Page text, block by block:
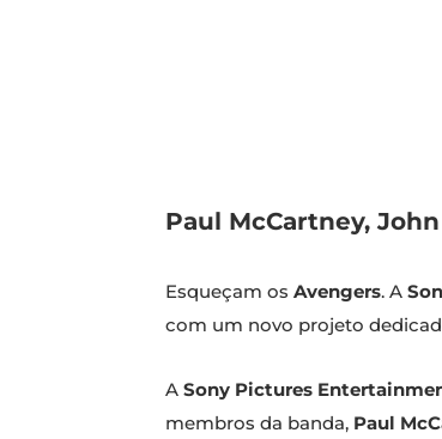
Paul McCartney,
Esqueçam os Avengers. A
com um novo projeto
A Sony Pictures
membros da banda, Paul